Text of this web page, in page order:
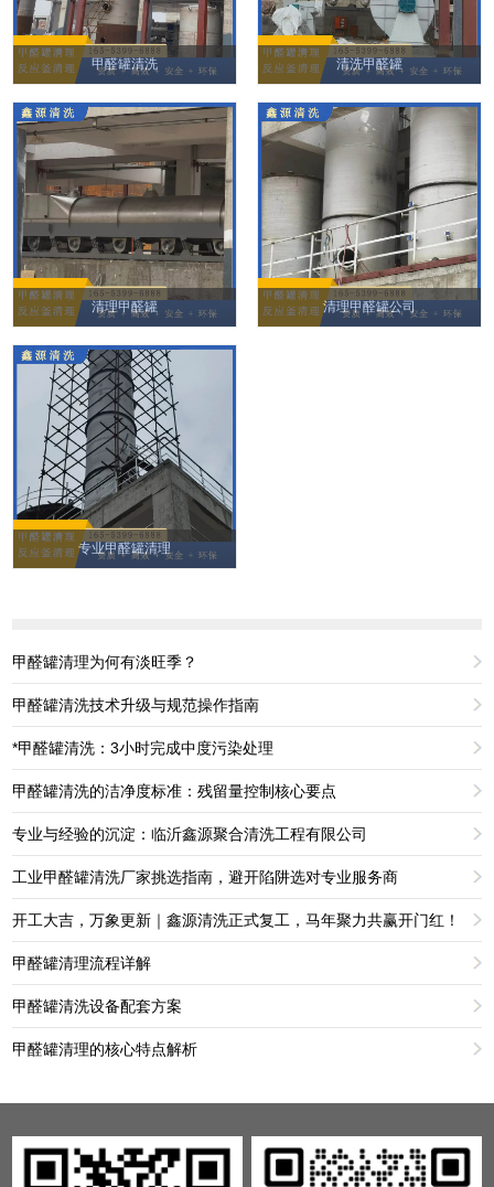
甲醛罐清洗 清洗甲醛罐
清理甲醛罐 清理甲醛罐公司
专业甲醛罐清理
甲醛罐清理为何有淡旺季？
甲醛罐清洗技术升级与规范操作指南
*甲醛罐清洗：3小时完成中度污染处理
甲醛罐清洗的洁净度标准：残留量控制核心要点
专业与经验的沉淀：临沂鑫源聚合清洗工程有限公司
工业甲醛罐清洗厂家挑选指南，避开陷阱选对专业服务商
开工大吉，万象更新｜鑫源清洗正式复工，马年聚力共赢开门红！
甲醛罐清理流程详解
甲醛罐清洗设备配套方案
甲醛罐清理的核心特点解析